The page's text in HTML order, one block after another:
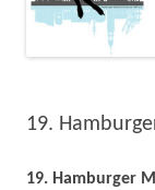
19.
19. Hamburger